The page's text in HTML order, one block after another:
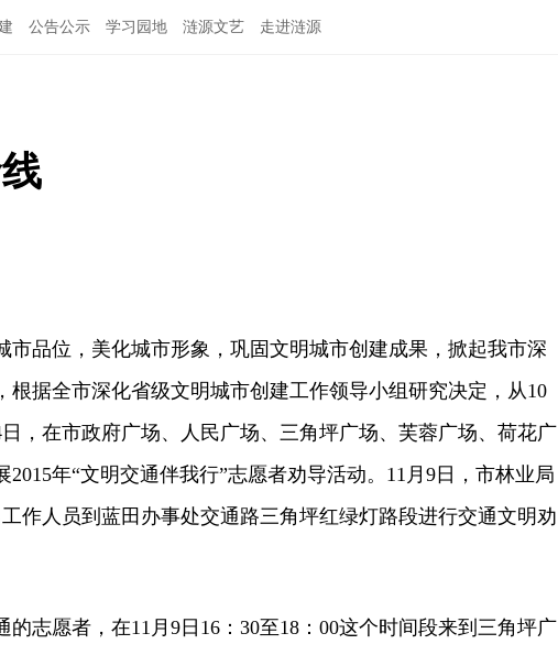
公告公示 学习园地 涟源文艺 走进涟源
品位，美化城市形象，巩固文明城市创建成果，掀起我市深
根据全市深化省级文明城市创建工作领导小组研究决定，从10
日，在市政府广场、人民广场、三角坪广场、芙蓉广场、荷花广
2015年“文明交通伴我行”志愿者劝导活动。11月9日，市林业局
作人员到蓝田办事处交通路三角坪红绿灯路段进行交通文明劝
愿者，在11月9日16：30至18：00这个时间段来到三角坪广